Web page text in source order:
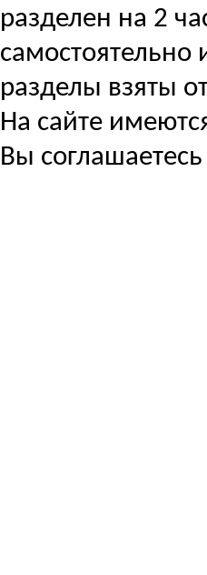
разделен на 2
самостоятельно
разделы взяты
На сайте
Вы